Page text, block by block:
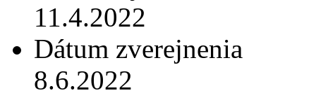
11.4.2022
Dátum zverejnenia
8.6.2022